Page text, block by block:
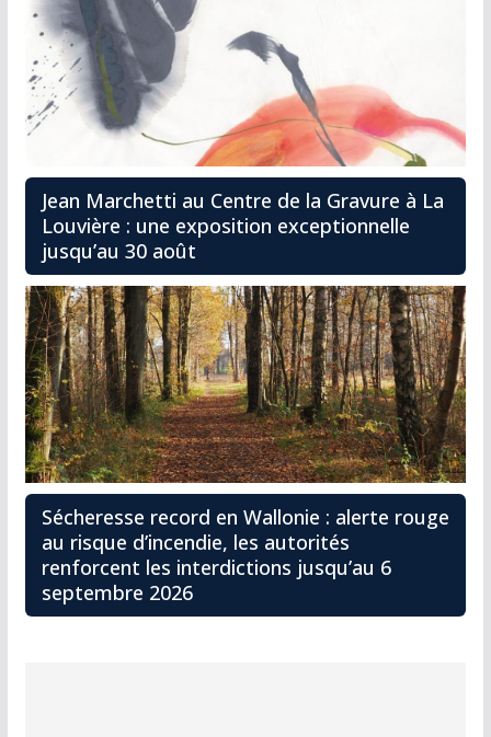
Jean Marchetti au Centre de la Gravure à La
Louvière : une exposition exceptionnelle
jusqu’au 30 août
Sécheresse record en Wallonie : alerte rouge
au risque d’incendie, les autorités
renforcent les interdictions jusqu’au 6
septembre 2026